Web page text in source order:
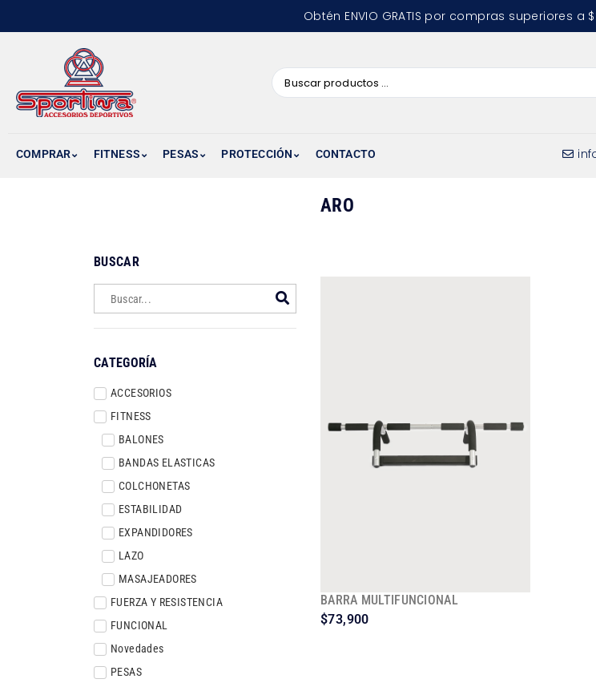
Obtén ENVIO GRATIS por compras superiores a
COMPRAR FITNESS PESAS PROTECCIÓN CONTACTO
BUSCAR
CATEGORÍA
ACCESORIOS
FITNESS
BALONES
BANDAS ELASTICAS
COLCHONETAS
ESTABILIDAD
EXPANDIDORES
LAZO
MASAJEADORES
FUERZA Y RESISTENCIA
FUNCIONAL
Novedades
PESAS
ARO
BARRA MULTIFUNCIONAL
$73,900